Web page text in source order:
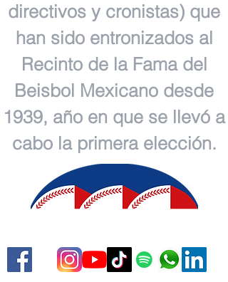
directivos y cronistas) que
han sido entronizados al
Recinto de la Fama del
Beisbol Mexicano desde
1939, año en que se llevó a
cabo la primera elección.